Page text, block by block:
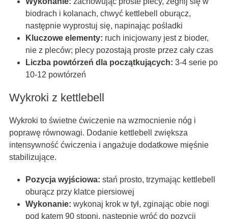
biodrach i kolanach, chwyć kettlebell oburącz,
następnie wyprostuj się, napinając pośladki
Kluczowe elementy: ruch inicjowany jest z bioder,
nie z pleców; plecy pozostają proste przez cały czas
Liczba powtórzeń dla początkujących: 3-4 serie po
10-12 powtórzeń
Wykroki z kettlebell
Wykroki to świetne ćwiczenie na wzmocnienie nóg i
poprawę równowagi. Dodanie kettlebell zwiększa
intensywność ćwiczenia i angażuje dodatkowe mięśnie
stabilizujące.
Pozycja wyjściowa: stań prosto, trzymając kettlebell
oburącz przy klatce piersiowej
Wykonanie: wykonaj krok w tył, zginając obie nogi
pod kątem 90 stopni, następnie wróć do pozycji